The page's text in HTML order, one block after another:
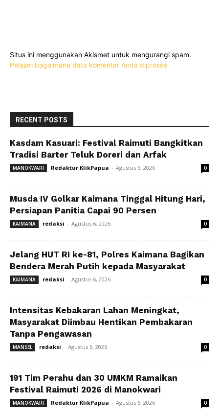
Situs ini menggunakan Akismet untuk mengurangi spam.
Pelajari bagaimana data komentar Anda diproses
RECENT POSTS
Kasdam Kasuari: Festival Raimuti Bangkitkan
Tradisi Barter Teluk Doreri dan Arfak
MANOKWARI Redaktur KlikPapua - Agustus 6, 2026 0
Musda IV Golkar Kaimana Tinggal Hitung Hari,
Persiapan Panitia Capai 90 Persen
KAIMANA redaksi - Agustus 6, 2026 0
Jelang HUT RI ke-81, Polres Kaimana Bagikan
Bendera Merah Putih kepada Masyarakat
KAIMANA redaksi - Agustus 6, 2026 0
Intensitas Kebakaran Lahan Meningkat,
Masyarakat Diimbau Hentikan Pembakaran
Tanpa Pengawasan
MANSEL redaksi - Agustus 6, 2026 0
191 Tim Perahu dan 30 UMKM Ramaikan
Festival Raimuti 2026 di Manokwari
MANOKWARI Redaktur KlikPapua - Agustus 6, 2026 0